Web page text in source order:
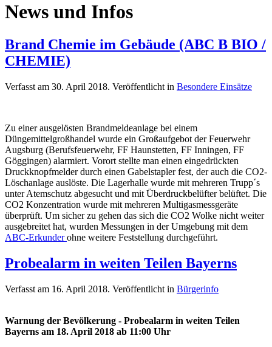
News und Infos
Brand Chemie im Gebäude (ABC B BIO /
CHEMIE)
Verfasst am 30. April 2018. Veröffentlicht in Besondere Einsätze
Zu einer ausgelösten Brandmeldeanlage bei einem
Düngemittelgroßhandel wurde ein Großaufgebot der Feuerwehr
Augsburg (Berufsfeuerwehr, FF Haunstetten, FF Inningen, FF
Göggingen) alarmiert. Vorort stellte man einen eingedrückten
Druckknopfmelder durch einen Gabelstapler fest, der auch die CO2-
Löschanlage auslöste. Die Lagerhalle wurde mit mehreren Trupp´s
unter Atemschutz abgesucht und mit Überdruckbelüfter belüftet. Die
CO2 Konzentration wurde mit mehreren Multigasmessgeräte
überprüft. Um sicher zu gehen das sich die CO2 Wolke nicht weiter
ausgebreitet hat, wurden Messungen in der Umgebung mit dem
ABC-Erkunderohne weitere Feststellung durchgeführt.
Probealarm in weiten Teilen Bayerns
Verfasst am 16. April 2018. Veröffentlicht in Bürgerinfo
Warnung der Bevölkerung - Probealarm in weiten Teilen
Bayerns am 18. April 2018 ab 11:00 Uhr